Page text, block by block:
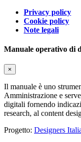
Privacy policy
Cookie policy
Note legali
Manuale operativo di
×
Il manuale è uno
Amministrazione e
digitali fornendo
research, al content
Progetto: Designers